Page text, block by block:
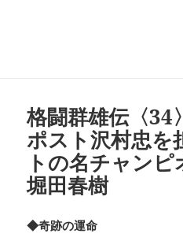
格闘群雄伝〈
ポスト沢村忠を
トの名チャンピ
堀田春樹
◆奇跡の運命